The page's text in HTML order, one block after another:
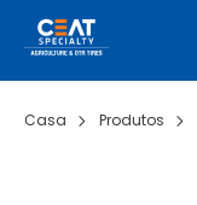
Casa Produtos